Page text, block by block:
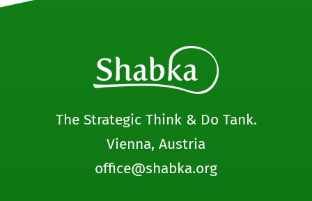
The Strategic Think & Do Tank.
Vienna, Austria
office@shabka.org